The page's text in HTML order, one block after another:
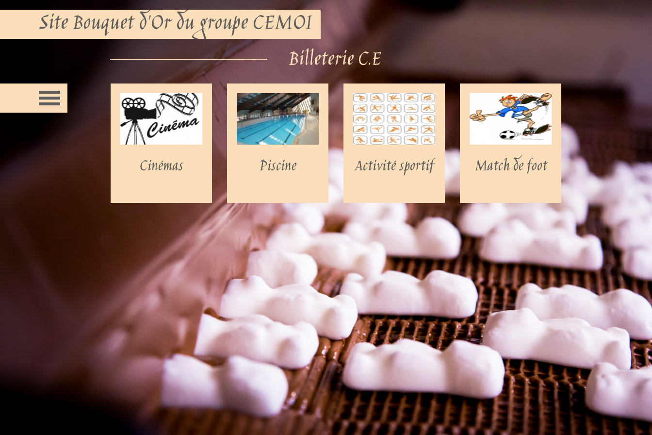
Site Bouquet d'Or du groupe CEMOI
Billeterie C.E
Cinémas Piscine Activité sportif Match de foot